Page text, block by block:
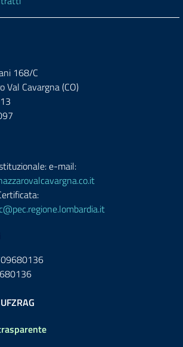
168/C
Val Cavargna (CO)
e-mail:
UFZRAG